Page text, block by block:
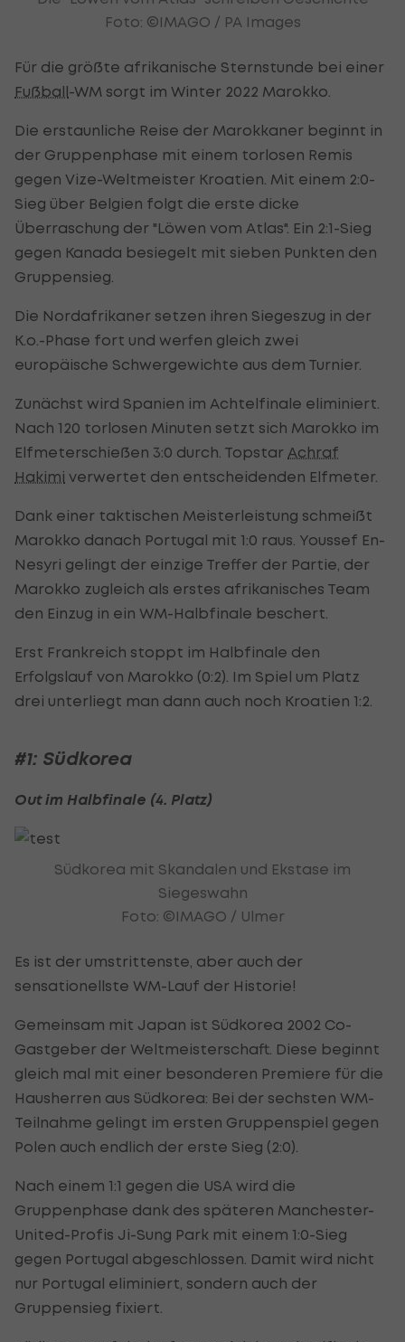
Foto: ©IMAGO / PA Images
Für die größte afrikanische Sternstunde bei einer
Fußball-WM sorgt im Winter 2022 Marokko.
Die erstaunliche Reise der Marokkaner beginnt in
der Gruppenphase mit einem torlosen Remis
gegen Vize-Weltmeister Kroatien. Mit einem 2:0-
Sieg über Belgien folgt die erste dicke
Überraschung der "Löwen vom Atlas". Ein 2:1-Sieg
gegen Kanada besiegelt mit sieben Punkten den
Gruppensieg.
Die Nordafrikaner setzen ihren Siegeszug in der
K.o.-Phase fort und werfen gleich zwei
europäische Schwergewichte aus dem Turnier.
Zunächst wird Spanien im Achtelfinale eliminiert.
Nach 120 torlosen Minuten setzt sich Marokko im
Elfmeterschießen 3:0 durch. Topstar Achraf
Hakimi verwertet den entscheidenden Elfmeter.
Dank einer taktischen Meisterleistung schmeißt
Marokko danach Portugal mit 1:0 raus. Youssef En-
Nesyri gelingt der einzige Treffer der Partie, der
Marokko zugleich als erstes afrikanisches Team
den Einzug in ein WM-Halbfinale beschert.
Erst Frankreich stoppt im Halbfinale den
Erfolgslauf von Marokko (0:2). Im Spiel um Platz
drei unterliegt man dann auch noch Kroatien 1:2.
#1: Südkorea
Out im Halbfinale (4. Platz)
Südkorea mit Skandalen und Ekstase im
Siegeswahn
Foto: ©IMAGO / Ulmer
Es ist der umstrittenste, aber auch der
sensationellste WM-Lauf der Historie!
Gemeinsam mit Japan ist Südkorea 2002 Co-
Gastgeber der Weltmeisterschaft. Diese beginnt
gleich mal mit einer besonderen Premiere für die
Hausherren aus Südkorea: Bei der sechsten WM-
Teilnahme gelingt im ersten Gruppenspiel gegen
Polen auch endlich der erste Sieg (2:0).
Nach einem 1:1 gegen die USA wird die
Gruppenphase dank des späteren Manchester-
United-Profis Ji-Sung Park mit einem 1:0-Sieg
gegen Portugal abgeschlossen. Damit wird nicht
nur Portugal eliminiert, sondern auch der
Gruppensieg fixiert.